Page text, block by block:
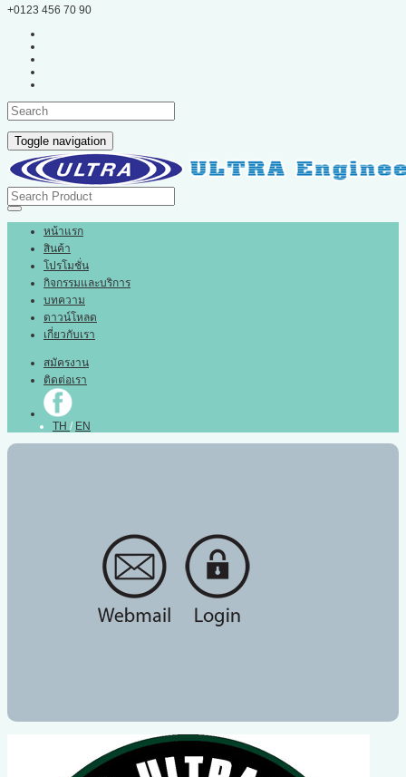
+0123 456 70 90
Toggle navigation
หน้าแรก
สินค้า
โปรโมชั่น
กิจกรรมและบริการ
บทความ
ดาวน์โหลด
เกี่ยวกับเรา
สมัครงาน
ติดต่อเรา
TH / EN